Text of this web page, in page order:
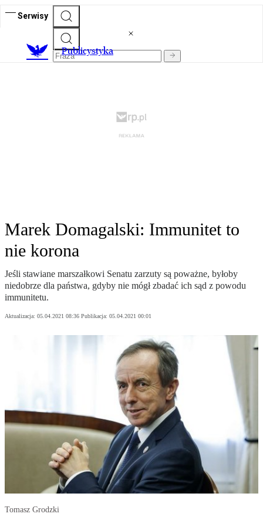
Serwisy
Publicystyka
Marek Domagalski: Immunitet to
nie korona
Jeśli stawiane marszałkowi Senatu zarzuty są poważne, byłoby
niedobrze dla państwa, gdyby nie mógł zbadać ich sąd z powodu
immunitetu.
Aktualizacja: 05.04.2021 08:36 Publikacja: 05.04.2021 00:01
Tomasz Grodzki